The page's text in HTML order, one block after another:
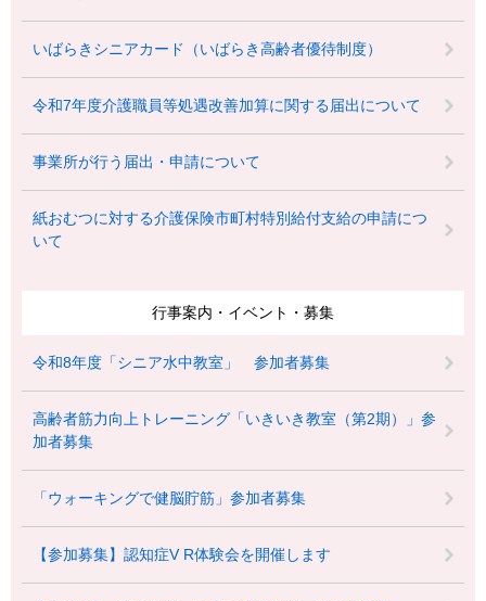
いばらきシニアカード（いばらき高齢者優待制度）
令和7年度介護職員等処遇改善加算に関する届出について
事業所が行う届出・申請について
紙おむつに対する介護保険市町村特別給付支給の申請につ
いて
行事案内・イベント・募集
令和8年度「シニア水中教室」 参加者募集
高齢者筋力向上トレーニング「いきいき教室（第2期）」参
加者募集
「ウォーキングで健脳貯筋」参加者募集
【参加募集】認知症V R体験会を開催します